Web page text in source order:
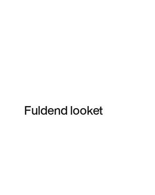
Fuldend looket